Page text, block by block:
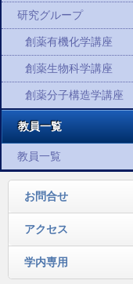
研究グループ
創薬有機化学講座
創薬生物科学講座
創薬分子構造学講座
教員一覧
教員一覧
お問合せ
アクセス
学内専用